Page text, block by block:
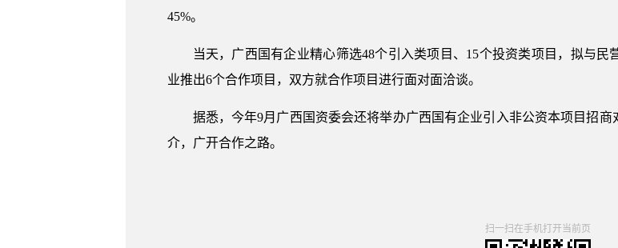
45%。
当天，广西国有企业精心筛选48个引入类项目、15个投资类项目，拟与
业推出6个合作项目，双方就合作项目进行面对面洽谈。
据悉，今年9月广西国资委会还将举办广西国有企业引入非公资本项目招
介，广开合作之路。
扫一扫在手机打开当前页